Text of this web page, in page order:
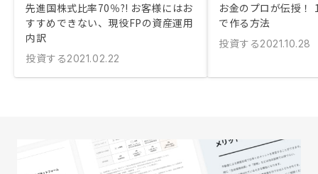
先進国株式比率70％?! お客様にはお
すすめできない、現役FPの資産運用
内訳
投資する2021.02.22
お金のプロが伝授！
で作る方法
投資する2021.10.28